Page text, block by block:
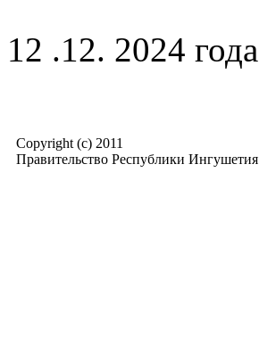
12 .12. 2024 года
Copyright (c) 2011
Правительство Республики Ингушетия